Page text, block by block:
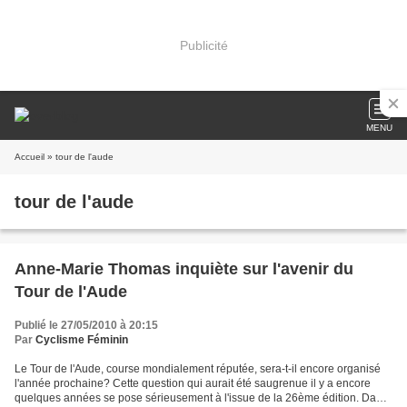
Publicité
MENU
Accueil » tour de l'aude
tour de l'aude
Anne-Marie Thomas inquiète sur l'avenir du
Tour de l'Aude
Publié le 27/05/2010 à 20:15
Par Cyclisme Féminin
Le Tour de l'Aude, course mondialement réputée, sera-t-il encore organisé
l'année prochaine? Cette question qui aurait été saugrenue il y a encore
quelques années se pose sérieusement à l'issue de la 26ème édition. Dans